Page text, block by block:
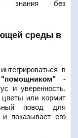
знания без
среды в
в
-
и уверенность.
цветы или кормит
повод для
показывает его